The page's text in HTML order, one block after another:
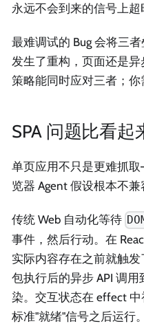
永远不会到来的信号上超
最难调试的 Bug 会将三
发生了重构，页面还是
策略能同时应对三者；你
SPA 问题比看起
单页应用不只是更难抓
览器 Agent 假设根本不兼
传统 Web 自动化等待
事件，然后行动。在
实际内容存在之前就触发
包执行后的异步 API 调
染。交互状态在 effect
标准"就绪"信号之后运行。